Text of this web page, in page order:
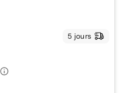
5 jours